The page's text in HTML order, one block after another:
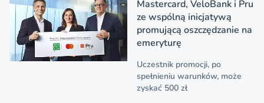
Mastercard, VeloBank i Pru
ze wspólną inicjatywą
promującą oszczędzanie na
emeryturę
Uczestnik promocji, po
spełnieniu warunków, może
zyskać 500 zł